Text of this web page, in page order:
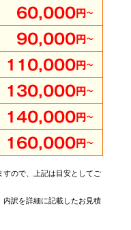
60,000円～
90,000円～
110,000円～
130,000円～
140,000円～
160,000円～
ので、上記は目安としてご
訳を詳細に記載したお見積